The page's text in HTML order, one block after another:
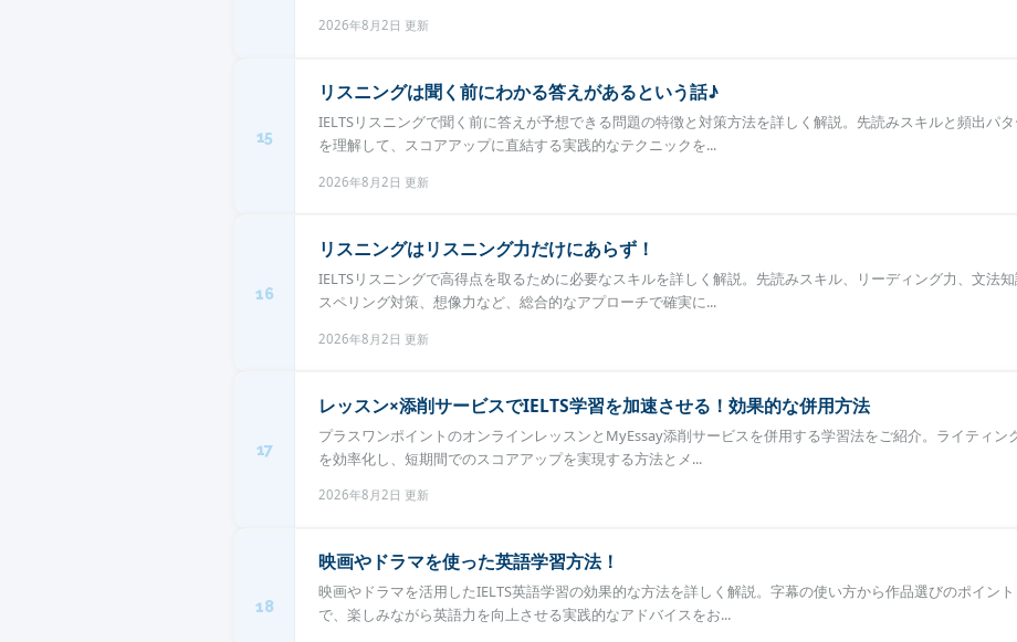
2026年8月2日 更新
15
リスニングは聞く前にわかる答えがあるという話♪
IELTSリスニングで聞く前に答えが予想できる問題の特徴と対策方法を詳しく解説。先読みスキルと頻出パ
を理解して、スコアアップに直結する実践的なテクニックを...
2026年8月2日 更新
16
リスニングはリスニング力だけにあらず！
IELTSリスニングで高得点を取るために必要なスキルを詳しく解説。先読みスキル、リーディング力、文法知
スペリング対策、想像力など、総合的なアプローチで確実に...
2026年8月2日 更新
17
レッスン×添削サービスでIELTS学習を加速させる！効果的な併用方法
プラスワンポイントのオンラインレッスンとMyEssay添削サービスを併用する学習法をご紹介。ライティン
を効率化し、短期間でのスコアアップを実現する方法とメ...
2026年8月2日 更新
18
映画やドラマを使った英語学習方法！
映画やドラマを活用したIELTS英語学習の効果的な方法を詳しく解説。字幕の使い方から作品選びのポイント
で、楽しみながら英語力を向上させる実践的なアドバイスをお...